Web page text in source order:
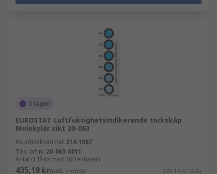
I lager
EUROSTAT Luftfuktighetsindikerande torkskåp
Molekylär sikt 20-063
RS-artikelnummer 214-1087
Tillv. art.nr 20-063-0011
Antal (1 låda med 200 enheter)
435,18 kr(exkl. moms) 435,18 kr/låda